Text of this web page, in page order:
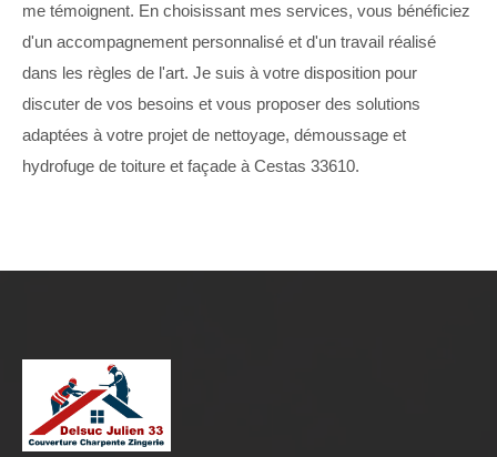
me témoignent. En choisissant mes services, vous bénéficiez
d'un accompagnement personnalisé et d'un travail réalisé
dans les règles de l'art. Je suis à votre disposition pour
discuter de vos besoins et vous proposer des solutions
adaptées à votre projet de nettoyage, démoussage et
hydrofuge de toiture et façade à Cestas 33610.